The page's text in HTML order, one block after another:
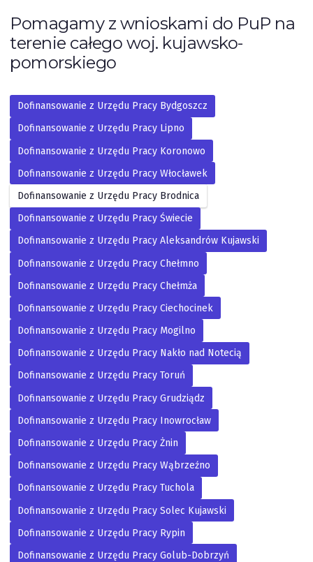
Pomagamy z wnioskami do PuP na
terenie całego woj. kujawsko-
pomorskiego
Dofinansowanie z Urzędu Pracy Bydgoszcz
Dofinansowanie z Urzędu Pracy Lipno
Dofinansowanie z Urzędu Pracy Koronowo
Dofinansowanie z Urzędu Pracy Włocławek
Dofinansowanie z Urzędu Pracy Brodnica
Dofinansowanie z Urzędu Pracy Świecie
Dofinansowanie z Urzędu Pracy Aleksandrów Kujawski
Dofinansowanie z Urzędu Pracy Chełmno
Dofinansowanie z Urzędu Pracy Chełmża
Dofinansowanie z Urzędu Pracy Ciechocinek
Dofinansowanie z Urzędu Pracy Mogilno
Dofinansowanie z Urzędu Pracy Nakło nad Notecią
Dofinansowanie z Urzędu Pracy Toruń
Dofinansowanie z Urzędu Pracy Grudziądz
Dofinansowanie z Urzędu Pracy Inowrocław
Dofinansowanie z Urzędu Pracy Żnin
Dofinansowanie z Urzędu Pracy Wąbrzeźno
Dofinansowanie z Urzędu Pracy Tuchola
Dofinansowanie z Urzędu Pracy Solec Kujawski
Dofinansowanie z Urzędu Pracy Rypin
Dofinansowanie z Urzędu Pracy Golub-Dobrzyń